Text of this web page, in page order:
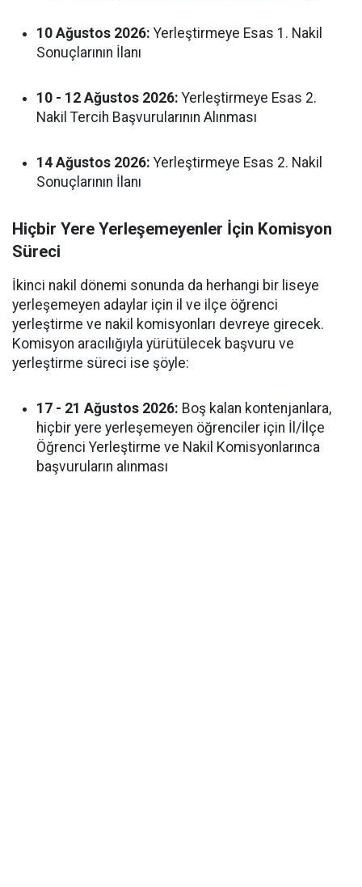
10 Ağustos 2026: Yerleştirmeye Esas 1. Nakil
Sonuçlarının İlanı
10 - 12 Ağustos 2026: Yerleştirmeye Esas 2.
Nakil Tercih Başvurularının Alınması
14 Ağustos 2026: Yerleştirmeye Esas 2. Nakil
Sonuçlarının İlanı
Hiçbir Yere Yerleşemeyenler İçin Komisyon
Süreci
İkinci nakil dönemi sonunda da herhangi bir liseye
yerleşemeyen adaylar için il ve ilçe öğrenci
yerleştirme ve nakil komisyonları devreye girecek.
Komisyon aracılığıyla yürütülecek başvuru ve
yerleştirme süreci ise şöyle:
17 - 21 Ağustos 2026: Boş kalan kontenjanlara,
hiçbir yere yerleşemeyen öğrenciler için İl/İlçe
Öğrenci Yerleştirme ve Nakil Komisyonlarınca
başvuruların alınması